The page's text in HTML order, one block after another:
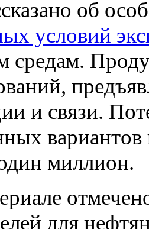
об
условий
средам.
и связи.
миллион.
для